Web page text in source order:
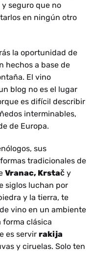
seguro que no
en ningún otro
la oportunidad de
hechos a base de
El vino
blog no es el lugar
es difícil describir
interminables,
de Europa.
sus
tradicionales de
Vranac, Krstač y
siglos luchan por
y la tierra, te
vino en un ambiente
forma clásica
es servir rakija
y ciruelas. Solo ten